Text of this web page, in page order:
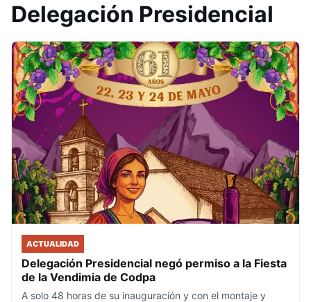
Delegación Presidencial
ACTUALIDAD
Delegación Presidencial negó permiso a la Fiesta
de la Vendimia de Codpa
A solo 48 horas de su inauguración y con el montaje y